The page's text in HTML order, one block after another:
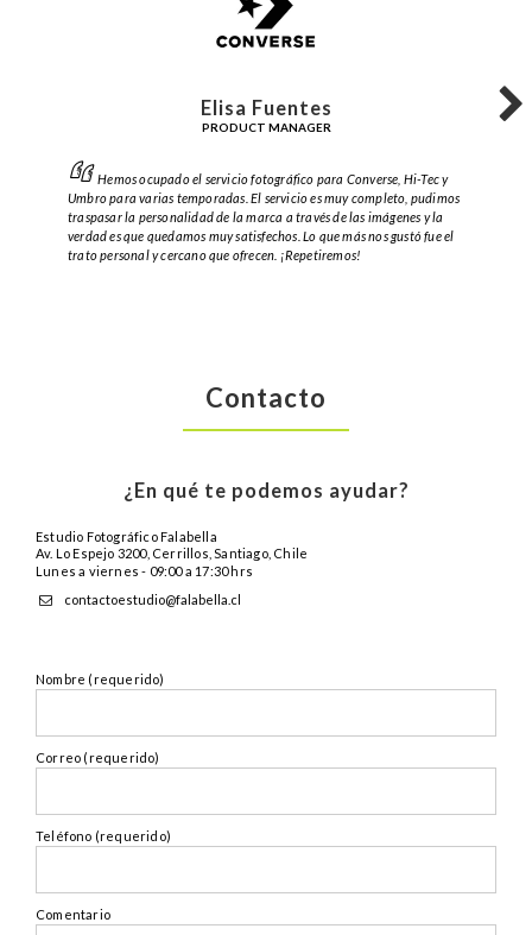
Elisa Fuentes
PRODUCT MANAGER
Hemos ocupado el servicio fotográfico para Converse, Hi-Tec y
Umbro para varias temporadas. El servicio es muy completo, pudimos
traspasar la personalidad de la marca a través de las imágenes y la
verdad es que quedamos muy satisfechos. Lo que más nos gustó fue el
trato personal y cercano que ofrecen. ¡Repetiremos!
Contacto
¿En qué te podemos ayudar?
Estudio Fotográfico Falabella
Av. Lo Espejo 3200, Cerrillos, Santiago, Chile
Lunes a viernes - 09:00 a 17:30 hrs
contactoestudio@falabella.cl
Nombre (requerido)
Correo (requerido)
Teléfono (requerido)
Comentario